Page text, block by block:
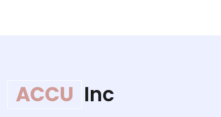
ACCU Inc